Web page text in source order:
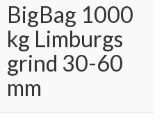
BigBag 1000
kg Limburgs
grind 30-60
mm